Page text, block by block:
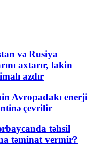
və Rusiya
axtarır, lakin
azdır
Avropadakı enerji
çevrilir
təhsil
təminat vermir?